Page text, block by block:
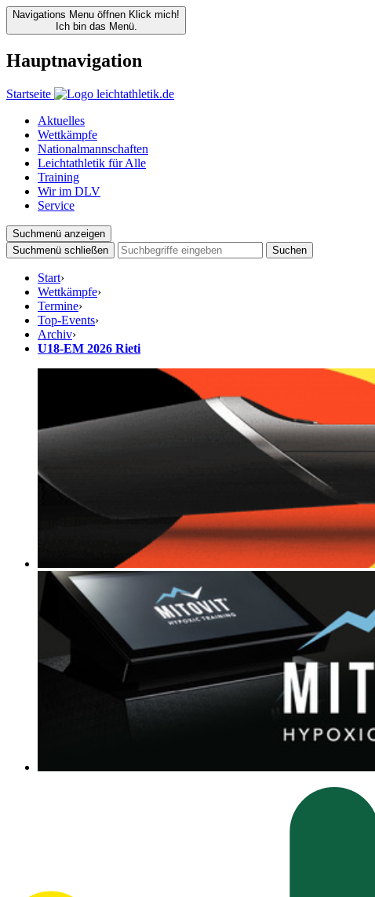
Navigations Menu öffnen Klick mich!
Ich bin das Menü.
Hauptnavigation
Startseite
Aktuelles
Wettkämpfe
Nationalmannschaften
Leichtathletik für Alle
Training
Wir im DLV
Service
Suchmenü anzeigen
Suchmenü schließen
Suchen
Start›
Wettkämpfe›
Termine›
Top-Events›
Archiv›
U18-EM 2026 Rieti